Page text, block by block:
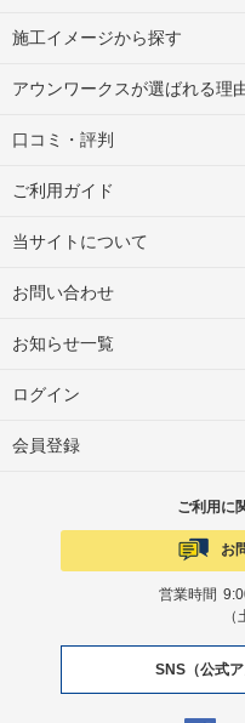
施工イメージから探す
アウンワークスが選ばれる理
口コミ・評判
ご利用ガイド
当サイトについて
お問い合わせ
お知らせ一覧
ログイン
会員登録
ご利用に
お
営業時間
SNS（公式